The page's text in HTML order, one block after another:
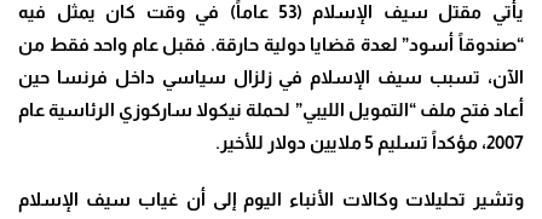
يأتي مقتل سيف الإسلام (53 عاماً) في وقت كان يمثل فيه
“صندوقاً أسود” لعدة قضايا دولية حارقة. فقبل عام واحد فقط من
الآن، تسبب سيف الإسلام في زلزال سياسي داخل فرنسا حين
أعاد فتح ملف “التمويل الليبي” لحملة نيكولا ساركوزي الرئاسية عام
2007، مؤكداً تسليم 5 ملايين دولار للأخير.
وتشير تحليلات وكالات الأنباء اليوم إلى أن غياب سيف الإسلام